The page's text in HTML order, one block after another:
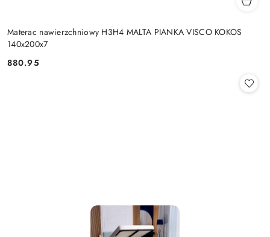
Materac nawierzchniowy H3H4 MALTA PIANKA VISCO KOKOS
140x200x7
Cena:
880.95